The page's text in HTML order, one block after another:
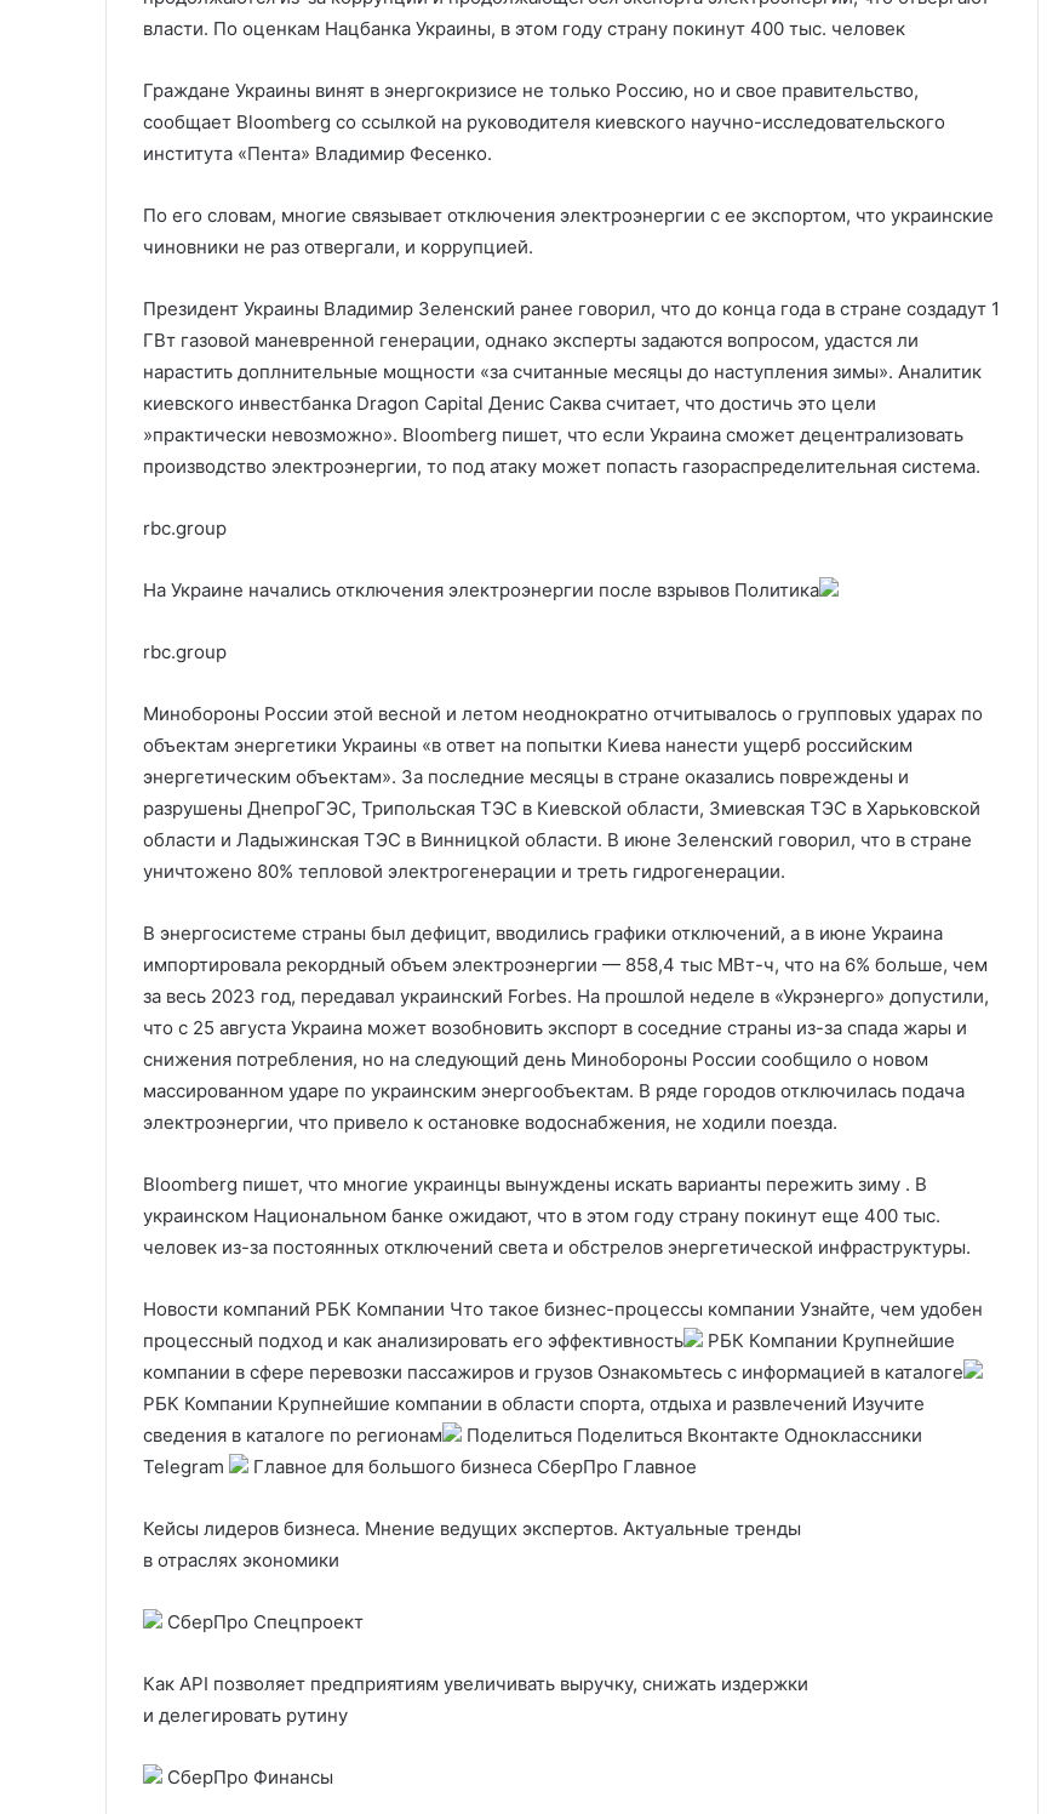
власти. По оценкам Нацбанка Украины, в этом году страну покинут 400 тыс. человек
Граждане Украины винят в энергокризисе не только Россию, но и свое правительство,
сообщает Bloomberg со ссылкой на руководителя киевского научно-исследовательского
института «Пента» Владимир Фесенко.
По его словам, многие связывает отключения электроэнергии с ее экспортом, что украинские
чиновники не раз отвергали, и коррупцией.
Президент Украины Владимир Зеленский ранее говорил, что до конца года в стране создадут 1
ГВт газовой маневренной генерации, однако эксперты задаются вопросом, удастся ли
нарастить доплнительные мощности «за считанные месяцы до наступления зимы». Аналитик
киевского инвестбанка Dragon Capital Денис Саква считает, что достичь это цели
»практически невозможно». Bloomberg пишет, что если Украина сможет децентрализовать
производство электроэнергии, то под атаку может попасть газораспределительная система.
rbc.group
На Украине начались отключения электроэнергии после взрывов Политика
rbc.group
Минобороны России этой весной и летом неоднократно отчитывалось о групповых ударах по
объектам энергетики Украины «в ответ на попытки Киева нанести ущерб российским
энергетическим объектам». За последние месяцы в стране оказались повреждены и
разрушены ДнепроГЭС, Трипольская ТЭС в Киевской области, Змиевская ТЭС в Харьковской
области и Ладыжинская ТЭС в Винницкой области. В июне Зеленский говорил, что в стране
уничтожено 80% тепловой электрогенерации и треть гидрогенерации.
В энергосистеме страны был дефицит, вводились графики отключений, а в июне Украина
импортировала рекордный объем электроэнергии — 858,4 тыс МВт-ч, что на 6% больше, чем
за весь 2023 год, передавал украинский Forbes. На прошлой неделе в «Укрэнерго» допустили,
что с 25 августа Украина может возобновить экспорт в соседние страны из-за спада жары и
снижения потребления, но на следующий день Минобороны России сообщило о новом
массированном ударе по украинским энергообъектам. В ряде городов отключилась подача
электроэнергии, что привело к остановке водоснабжения, не ходили поезда.
Bloomberg пишет, что многие украинцы вынуждены искать варианты пережить зиму . В
украинском Национальном банке ожидают, что в этом году страну покинут еще 400 тыс.
человек из-за постоянных отключений света и обстрелов энергетической инфраструктуры.
Новости компаний РБК Компании Что такое бизнес-процессы компании Узнайте, чем удобен
процессный подход и как анализировать его эффективность
РБК Компании Крупнейшие
компании в сфере перевозки пассажиров и грузов Ознакомьтесь с информацией в каталоге
РБК Компании Крупнейшие компании в области спорта, отдыха и развлечений Изучите
сведения в каталоге по регионам
Поделиться Поделиться Вконтакте Одноклассники
Telegram
Главное для большого бизнеса СберПро Главное
Кейсы лидеров бизнеса. Мнение ведущих экспертов. Актуальные тренды
в отраслях экономики
СберПро Спецпроект
Как API позволяет предприятиям увеличивать выручку, снижать издержки
и делегировать рутину
CберПро Финансы
главу разведки
Запада
задержками помощи Запада
Китая
урана из Китая